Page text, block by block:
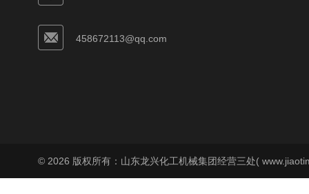
458672113@qq.com
© 2026 版权所有：山东龙兴化工机械集团经营三处(